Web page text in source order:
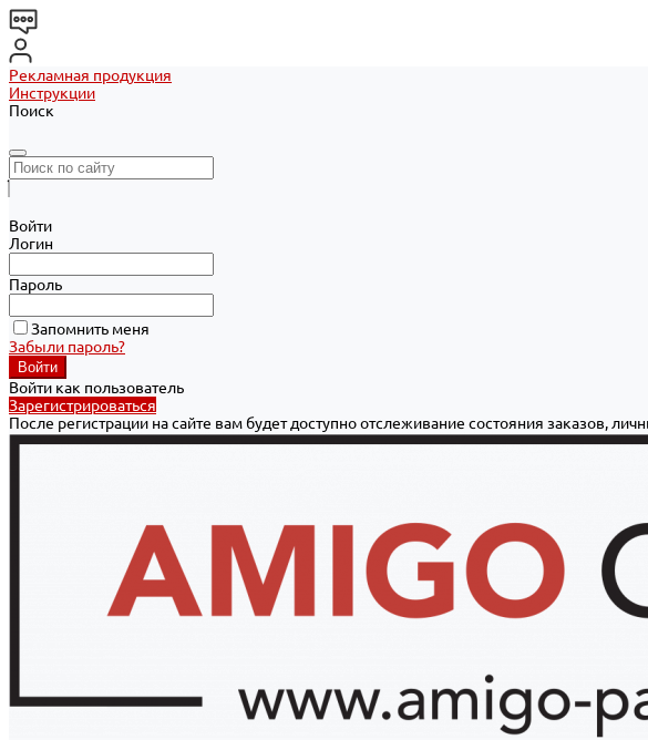
Рекламная продукция
Инструкции
Поиск
Войти
Логин
Пароль
Запомнить меня
Забыли пароль?
Войти как пользователь
Зарегистрироваться
После регистрации на сайте вам будет доступно отслеживание состояния заказов,